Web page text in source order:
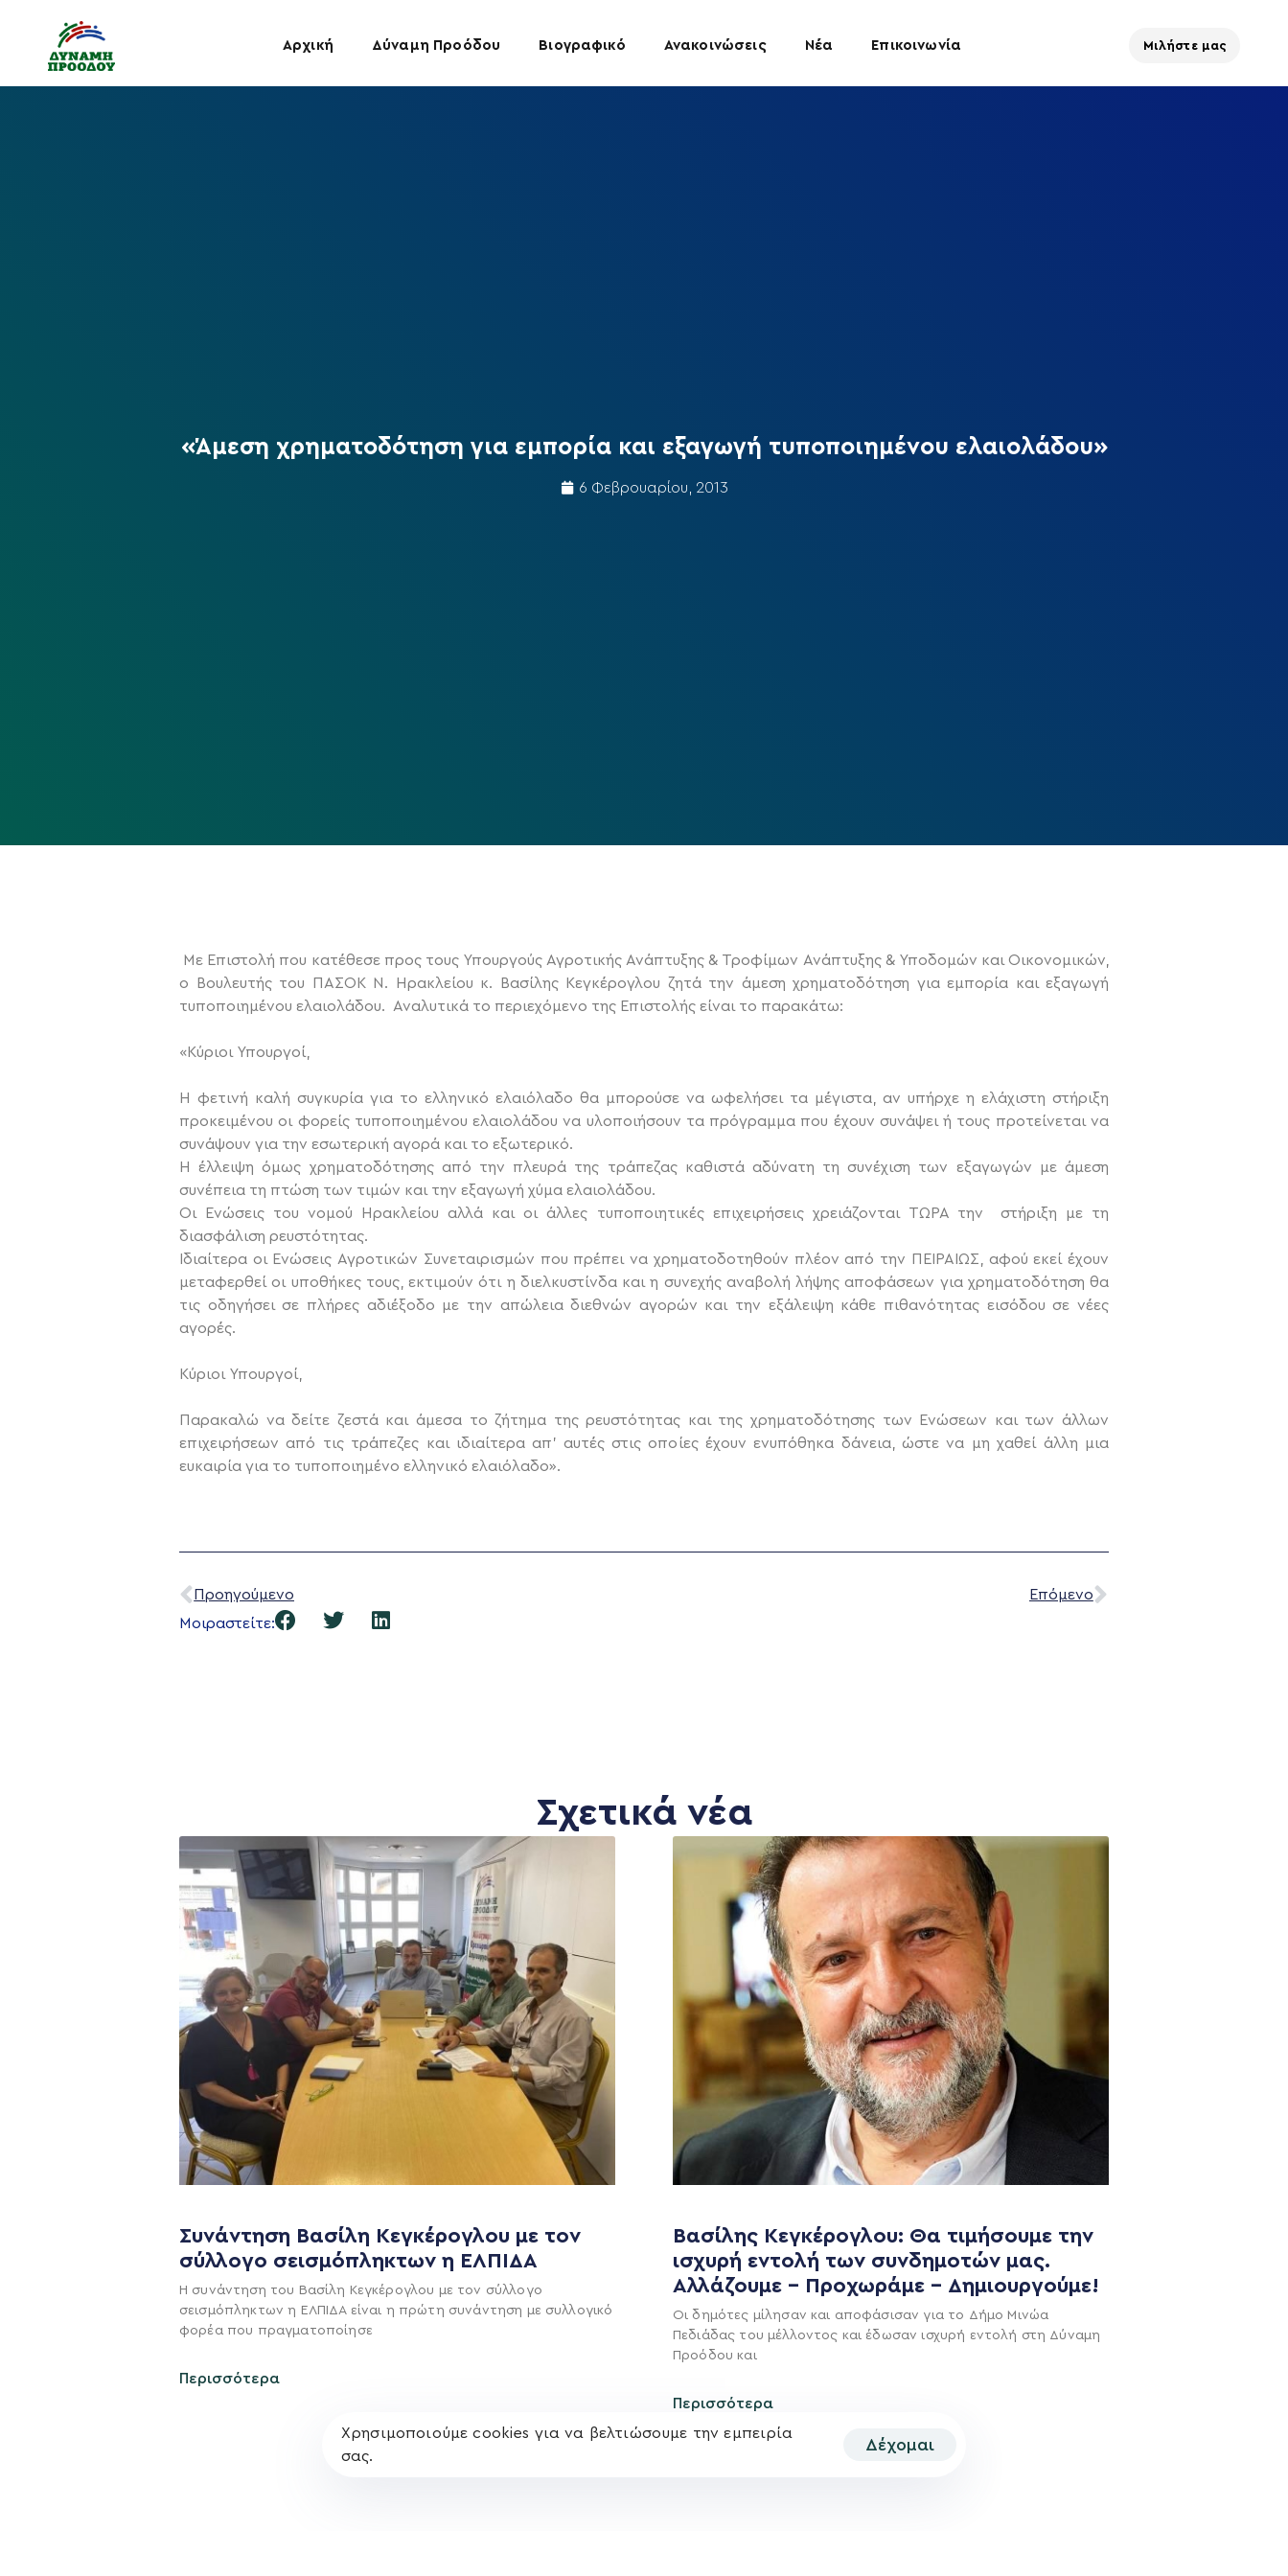
Αρχική Δύναμη Προόδου Βιογραφικό Ανακοινώσεις Νέα Επικοινωνία Μιλήστε μας
«Άμεση χρηματοδότηση για εμπορία και εξαγωγή τυποποιημένου ελαιολάδου»
6 Φεβρουαρίου, 2013
Με Επιστολή που κατέθεσε προς τους Υπουργούς Αγροτικής Ανάπτυξης & Τροφίμων Ανάπτυξης & Υποδομών και Οικονομικών,
ο Βουλευτής του ΠΑΣΟΚ Ν. Ηρακλείου κ. Βασίλης Κεγκέρογλου ζητά την άμεση χρηματοδότηση για εμπορία και εξαγωγή
τυποποιημένου ελαιολάδου. Αναλυτικά το περιεχόμενο της Επιστολής είναι το παρακάτω:
«Κύριοι Υπουργοί,
Η φετινή καλή συγκυρία για το ελληνικό ελαιόλαδο θα μπορούσε να ωφελήσει τα μέγιστα, αν υπήρχε η ελάχιστη στήριξη
προκειμένου οι φορείς τυποποιημένου ελαιολάδου να υλοποιήσουν τα πρόγραμμα που έχουν συνάψει ή τους προτείνεται να
συνάψουν για την εσωτερική αγορά και το εξωτερικό.
Η έλλειψη όμως χρηματοδότησης από την πλευρά της τράπεζας καθιστά αδύνατη τη συνέχιση των εξαγωγών με άμεση
συνέπεια τη πτώση των τιμών και την εξαγωγή χύμα ελαιολάδου.
Οι Ενώσεις του νομού Ηρακλείου αλλά και οι άλλες τυποποιητικές επιχειρήσεις χρειάζονται ΤΩΡΑ την στήριξη με τη
διασφάλιση ρευστότητας.
Ιδιαίτερα οι Ενώσεις Αγροτικών Συνεταιρισμών που πρέπει να χρηματοδοτηθούν πλέον από την ΠΕΙΡΑΙΩΣ, αφού εκεί έχουν
μεταφερθεί οι υποθήκες τους, εκτιμούν ότι η διελκυστίνδα και η συνεχής αναβολή λήψης αποφάσεων για χρηματοδότηση θα
τις οδηγήσει σε πλήρες αδιέξοδο με την απώλεια διεθνών αγορών και την εξάλειψη κάθε πιθανότητας εισόδου σε νέες
αγορές.
Κύριοι Υπουργοί,
Παρακαλώ να δείτε ζεστά και άμεσα το ζήτημα της ρευστότητας και της χρηματοδότησης των Ενώσεων και των άλλων
επιχειρήσεων από τις τράπεζες και ιδιαίτερα απ’ αυτές στις οποίες έχουν ενυπόθηκα δάνεια, ώστε να μη χαθεί άλλη μια
ευκαιρία για το τυποποιημένο ελληνικό ελαιόλαδο».
Προηγούμενο
Επόμενο
Μοιραστείτε:
Σχετικά νέα
Συνάντηση Βασίλη Κεγκέρογλου με τον
σύλλογο σεισμόπληκτων η ΕΛΠΙΔΑ
Η συνάντηση του Βασίλη Κεγκέρογλου με τον σύλλογο
σεισμόπληκτων η ΕΛΠΙΔΑ είναι η πρώτη συνάντηση με συλλογικό
φορέα που πραγματοποίησε
Περισσότερα
Βασίλης Κεγκέρογλου: Θα τιμήσουμε την
ισχυρή εντολή των συνδημοτών μας.
Αλλάζουμε – Προχωράμε – Δημιουργούμε!
Οι δημότες μίλησαν και αποφάσισαν για το Δήμο Μινώα
Πεδιάδας του μέλλοντος και έδωσαν ισχυρή εντολή στη Δύναμη
Προόδου και
Περισσότερα
Όραμα
Σχέδιο
Πολιτική Απορρήτου
Ανακοινώσεις
Νέα
Επικοινωνία
+(30) 289 102 4800
Ηλ. ταχυδρομείο
kegkeroglou@gmail.com
Χρησιμοποιούμε cookies για να βελτιώσουμε την εμπειρία
σας.
Δέχομαι